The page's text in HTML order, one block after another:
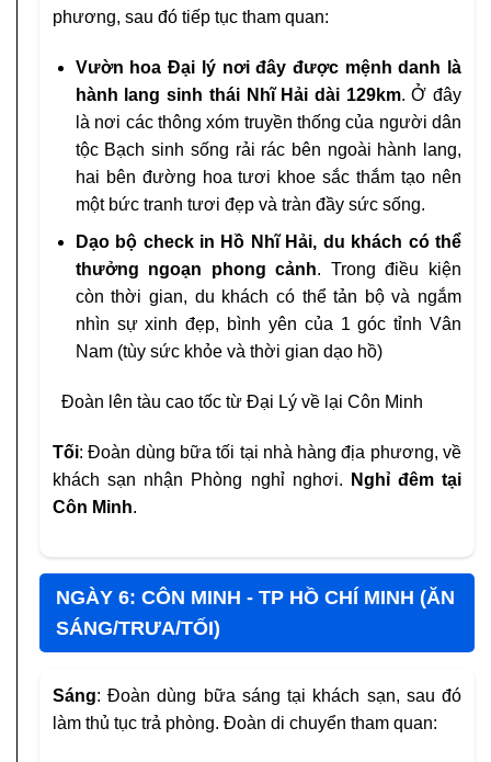
phương, sau đó tiếp tục tham quan:
Vườn hoa Đại lý nơi đây được mệnh danh là
hành lang sinh thái Nhĩ Hải dài 129km. Ở đây
là nơi các thông xóm truyền thống của người dân
tộc Bạch sinh sống rải rác bên ngoài hành lang,
hai bên đường hoa tươi khoe sắc thắm tạo nên
một bức tranh tươi đẹp và tràn đầy sức sống.
Dạo bộ check in Hồ Nhĩ Hải, du khách có thể
thưởng ngoạn phong cảnh. Trong điều kiện
còn thời gian, du khách có thể tản bộ và ngắm
nhìn sự xinh đẹp, bình yên của 1 góc tỉnh Vân
Nam (tùy sức khỏe và thời gian dạo hồ)
Đoàn lên tàu cao tốc từ Đại Lý về lại Côn Minh
Tối: Đoàn dùng bữa tối tại nhà hàng địa phương, về
khách sạn nhận Phòng nghỉ nghơi.
Nghỉ đêm tại
Côn Minh.
NGÀY 6: CÔN MINH - TP HỒ CHÍ MINH (ĂN
SÁNG/TRƯA/TỐI)
Sáng: Đoàn dùng bữa sáng tại khách sạn, sau đó
làm thủ tục trả phòng. Đoàn di chuyển tham quan: